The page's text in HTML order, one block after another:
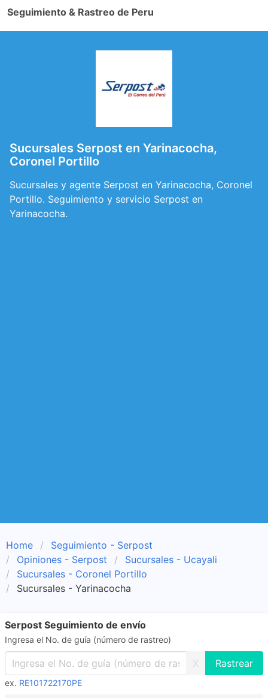
Seguimiento & Rastreo de Peru
Sucursales Serpost en Yarinacocha,
Coronel Portillo
Sucursales y agente Serpost en Yarinacocha, Coronel
Portillo. Seguimiento y servicio Serpost en
Yarinacocha.
Home
Seguimiento - Serpost
Opiniones - Serpost
Sucursales - Ucayali
Sucursales - Coronel Portillo
Sucursales - Yarinacocha
Serpost Seguimiento de envío
Ingresa el No. de guía (número de rastreo)
X
ex. RE101722170PE